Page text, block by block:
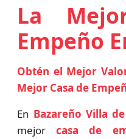
La
Empeño
Obtén el Mejor
Mejor Casa de
En Bazareño Villa
mejorcasa de